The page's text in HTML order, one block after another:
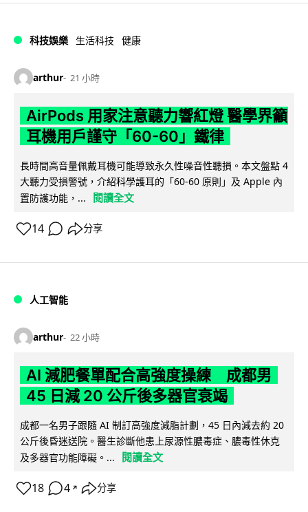
科技娛樂 生活科技 健康
arthur 21 小時
AirPods 用家注意聽力響紅燈 醫學界籲
耳機用戶謹守「60-60」鐵律
長時間高音量佩戴耳機可能導致永久性噪音性聽損。本文盤點 4
大聽力受損警號，介紹科學護耳的「60-60 原則」及 Apple 內
置防護功能，...
閱讀全文
14 分享
人工智能
arthur 22 小時
AI 減肥餐單配合高強度操練 成都男
45 日減 20 公斤後多器官衰竭
成都一名男子跟隨 AI 制訂高強度減脂計劃，45 日內減去約 20
公斤後昏迷送院。醫生診斷他患上尿源性膿毒症、膿毒性休克
及多器官功能障礙。...
閱讀全文
18 4 ↗ 分享